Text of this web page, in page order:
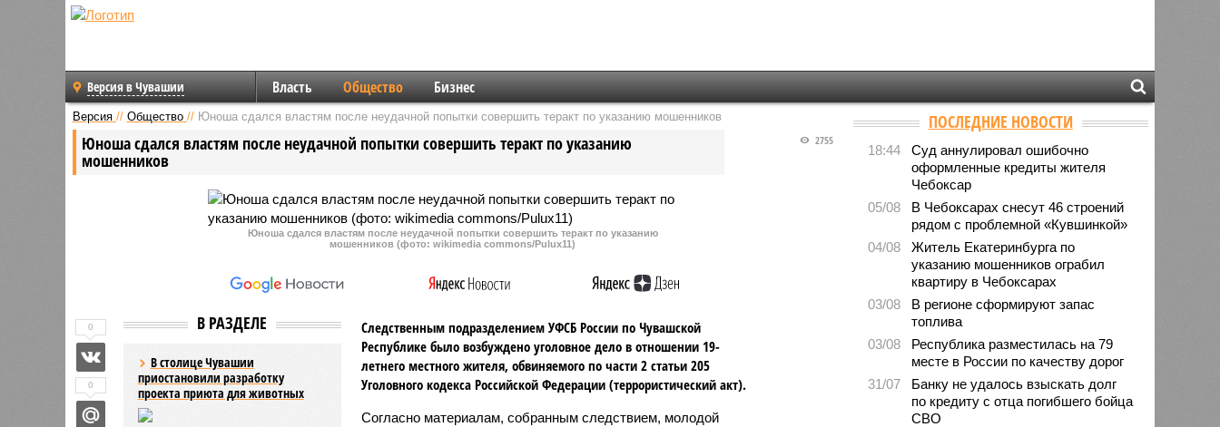
Версия в Чувашии Власть Общество Бизнес
Версия // Общество // Юноша сдался властям после неудачной попытки совершить теракт по указанию мошенников
Юноша сдался властям после неудачной попытки совершить теракт по указанию
мошенников
2755
Юноша сдался властям после неудачной попытки совершить теракт по указанию
мошенников (фото: wikimedia commons/Pulux11)
В РАЗДЕЛЕ
В столице Чувашии
приостановили разработку
проекта приюта для животных
Следственным подразделением УФСБ России по Чувашской
Республике было возбуждено уголовное дело в отношении 19-
летнего местного жителя, обвиняемого по части 2 статьи 205
Уголовного кодекса Российской Федерации (террористический акт).
Согласно материалам, собранным следствием, молодой
0
0
ПОСЛЕДНИЕ НОВОСТИ
18:44
Суд аннулировал ошибочно
оформленные кредиты жителя
Чебоксар
05/08
В Чебоксарах снесут 46 строений
рядом с проблемной «Кувшинкой»
04/08
Житель Екатеринбурга по
указанию мошенников ограбил
квартиру в Чебоксарах
03/08
В регионе сформируют запас
топлива
03/08
Республика разместилась на 79
месте в России по качеству дорог
31/07
Банку не удалось взыскать долг
по кредиту с отца погибшего бойца
СВО